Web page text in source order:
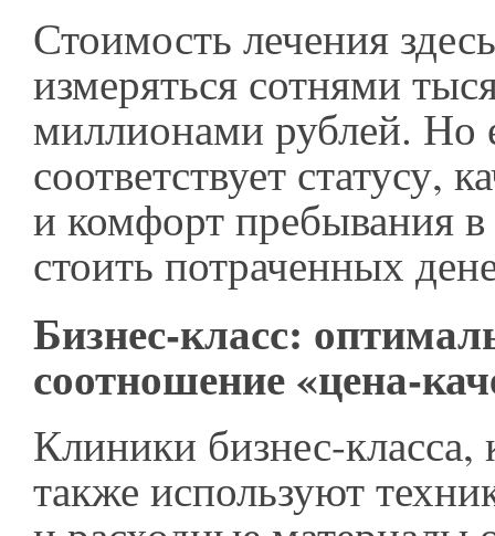
Стоимость лечения
измеряться сотнями
миллионами рублей. Но
соответствует статусу,
и комфорт пребывания
стоить потраченных
Бизнес-класс:
соотношение «цена-
Клиники бизнес-класса,
также используют